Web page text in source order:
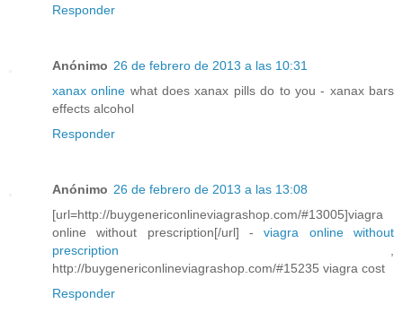
Responder
Anónimo 26 de febrero de 2013 a las 10:31
xanax online what does xanax pills do to you - xanax bars
effects alcohol
Responder
Anónimo 26 de febrero de 2013 a las 13:08
[url=http://buygenericonlineviagrashop.com/#13005]viagra
online without prescription[/url] -viagra online without
prescription
http://buygenericonlineviagrashop.com/#15235 viagra cost
Responder